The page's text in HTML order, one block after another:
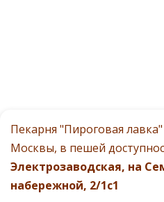
Пекарня "Пироговая
Москвы, в пешей
Электрозаводская, на
набережной, 2/1с1